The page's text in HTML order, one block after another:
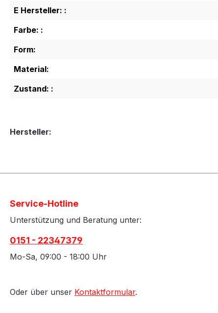
E Hersteller: :
Farbe: :
Form:
Material:
Zustand: :
Hersteller:
Service-Hotline
Unterstützung und Beratung unter:
0151 - 22347379
Mo-Sa, 09:00 - 18:00 Uhr
Oder über unser Kontaktformular.